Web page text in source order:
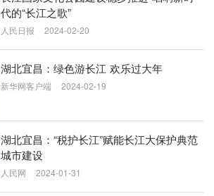
代的“长江之歌”
人民日报 2024-02-20
湖北宜昌：绿色游长江 欢乐过大年
新华网客户端 2024-02-19
湖北宜昌：“税护长江”赋能长江大保护典范
城市建设
人民网 2024-01-31